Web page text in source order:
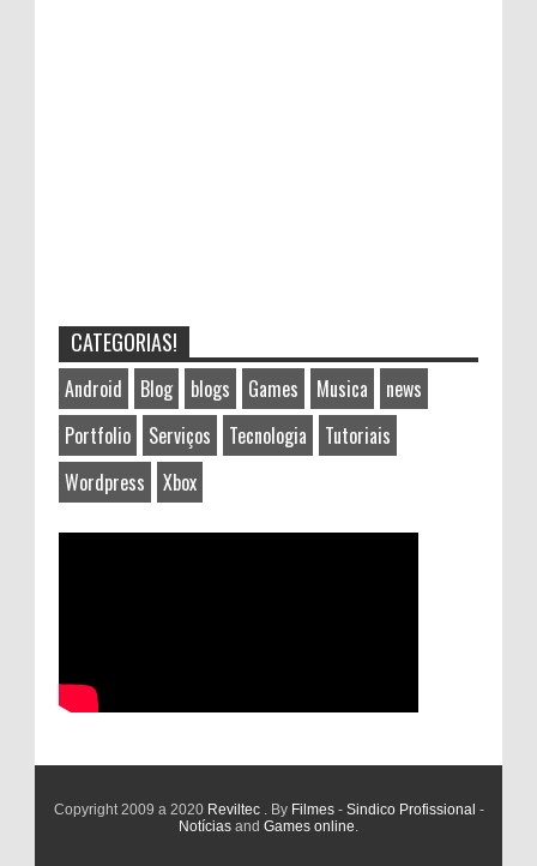
CATEGORIAS!
Android Blog blogs Games Musica
news
Portfolio
Serviços Tecnologia
Tutoriais
Wordpress
Xbox
Copyright 2009 a 2020 Reviltec . By Filmes- Sindico Profissional -
Notícias and Games online.